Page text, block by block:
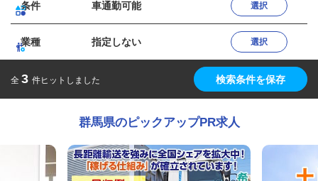
条件 車通勤可能 選択
業種 指定しない 選択
全 3 件ヒットしました 検索条件を保存
群馬県のピックアップPR求人